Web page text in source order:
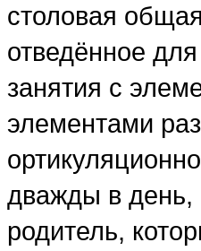
столовая
отведённое
занятия с
элементами
дважды в день,
родитель,